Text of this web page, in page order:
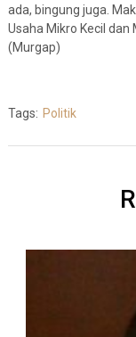
ada, bingung juga.
Usaha Mikro Kecil dan
(Murgap)
Tags: Politik